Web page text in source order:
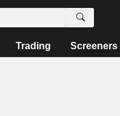
Trading Screeners